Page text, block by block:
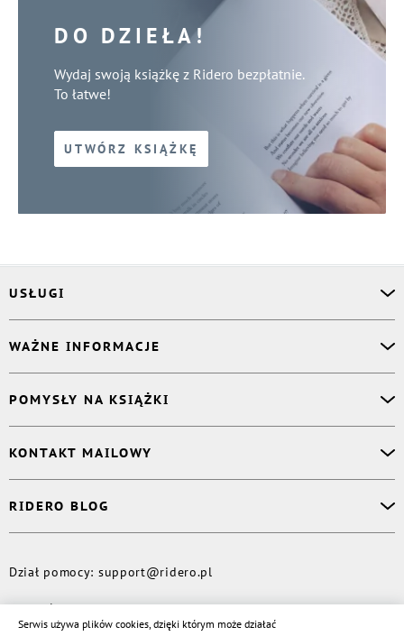
DO DZIEŁA!
Wydaj swoją książkę z Ridero bezpłatnie.
To łatwe!
UTWÓRZ KSIĄŻKĘ
USŁUGI
Korektor
Projektant okładki
Druk Twojej książki
Publikacja
WAŻNE INFORMACJE
Książki Ridero
Pomoc
Polityka prywatności
POMYSŁY NA KSIĄŻKI
Dzienniczek malucha
Książka eksperta
Wydaj tomik poezji
KONTAKT MAILOWY
Kontakt dla mediów
RIDERO BLOG
Więcej
© Rideró, 2013—2026
Dział pomocy: support@ridero.pl
Serwis używa plików cookies, dzięki którym może działać